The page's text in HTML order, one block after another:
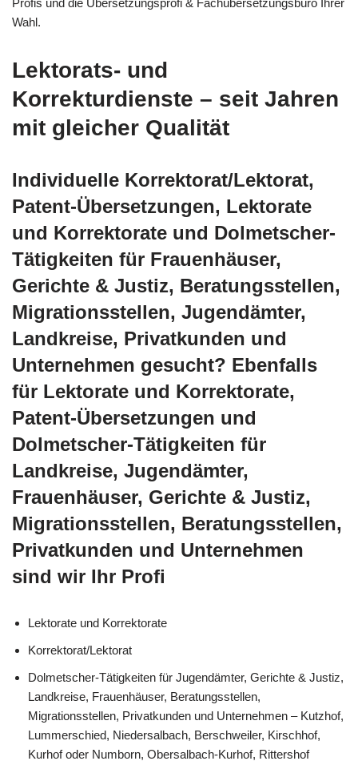
Profis und die Übersetzungsprofi & Fachübersetzungsbüro Ihrer
Wahl.
Lektorats- und
Korrekturdienste – seit Jahren
mit gleicher Qualität
Individuelle Korrektorat/Lektorat,
Patent-Übersetzungen, Lektorate
und Korrektorate und Dolmetscher-
Tätigkeiten für Frauenhäuser,
Gerichte & Justiz, Beratungsstellen,
Migrationsstellen, Jugendämter,
Landkreise, Privatkunden und
Unternehmen gesucht? Ebenfalls
für Lektorate und Korrektorate,
Patent-Übersetzungen und
Dolmetscher-Tätigkeiten für
Landkreise, Jugendämter,
Frauenhäuser, Gerichte & Justiz,
Migrationsstellen, Beratungsstellen,
Privatkunden und Unternehmen
sind wir Ihr Profi
Lektorate und Korrektorate
Korrektorat/Lektorat
Dolmetscher-Tätigkeiten für Jugendämter, Gerichte & Justiz,
Landkreise, Frauenhäuser, Beratungsstellen,
Migrationsstellen, Privatkunden und Unternehmen – Kutzhof,
Lummerschied, Niedersalbach, Berschweiler, Kirschhof,
Kurhof oder Numborn, Obersalbach-Kurhof, Rittershof